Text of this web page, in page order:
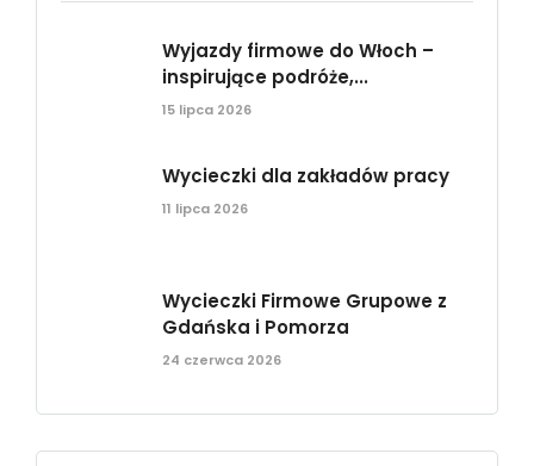
Wyjazdy firmowe do Włoch –
inspirujące podróże,...
15 lipca 2026
Wycieczki dla zakładów pracy
11 lipca 2026
Wycieczki Firmowe Grupowe z
Gdańska i Pomorza
24 czerwca 2026